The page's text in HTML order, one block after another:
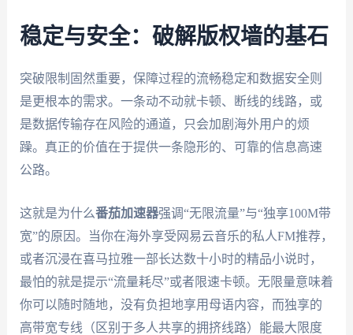
稳定与安全：破解版权墙的基石
突破限制固然重要，保障过程的流畅稳定和数据安全则
是更根本的需求。一条动不动就卡顿、断线的线路，或
是数据传输存在风险的通道，只会加剧海外用户的烦
躁。真正的价值在于提供一条隐形的、可靠的信息高速
公路。
这就是为什么番茄加速器强调“无限流量”与“独享100M带
宽”的原因。当你在海外享受网易云音乐的私人FM推荐，
或者沉浸在喜马拉雅一部长达数十小时的精品小说时，
最怕的就是提示“流量耗尽”或者限速卡顿。无限量意味着
你可以随时随地，没有负担地享用母语内容，而独享的
高带宽专线（区别于多人共享的拥挤线路）能最大限度